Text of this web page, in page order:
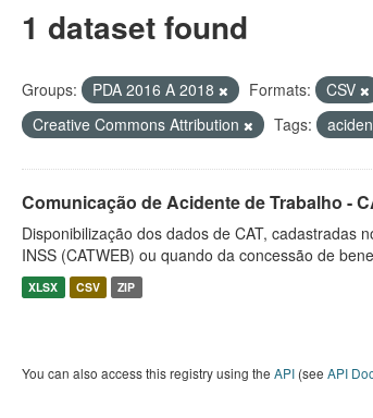
1 dataset found
Groups: PDA 2016 A 2018 Formats: CSV
Creative Commons Attribution
Tags:
Comunicação de Acidente de Trabalho -
Disponibilização dos dados de CAT, cadastradas
INSS (CATWEB) ou quando da concessão de
XLSX CSV ZIP
You can also access this registry using the API (see API